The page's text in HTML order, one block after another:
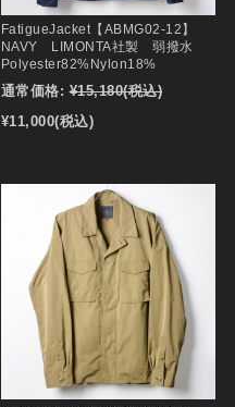
FatigueJacket【ABMG02-12】
NAVY LIMONTA社製 弱撥水
Polyester82%Nylon18%
通常価格: ¥15,180(税込)
¥11,000(税込)